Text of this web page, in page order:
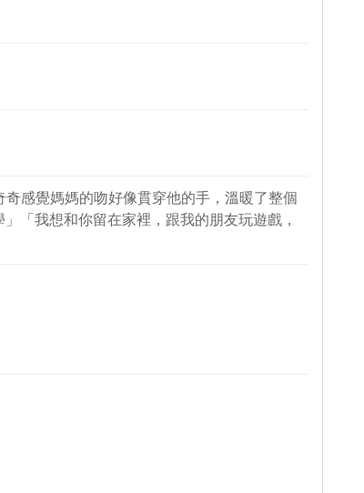
感覺媽媽的吻好像貫穿他的手，溫暖了整個
「我想和你留在家裡，跟我的朋友玩遊戲，